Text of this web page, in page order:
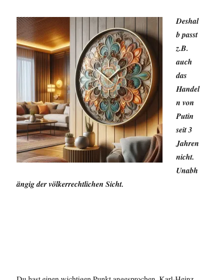
Deshal
b passt
z.B.
auch
das
Handel
n von
Putin
seit 3
Jahren
nicht.
Unabh
ängig der völkerrechtlichen Sicht.